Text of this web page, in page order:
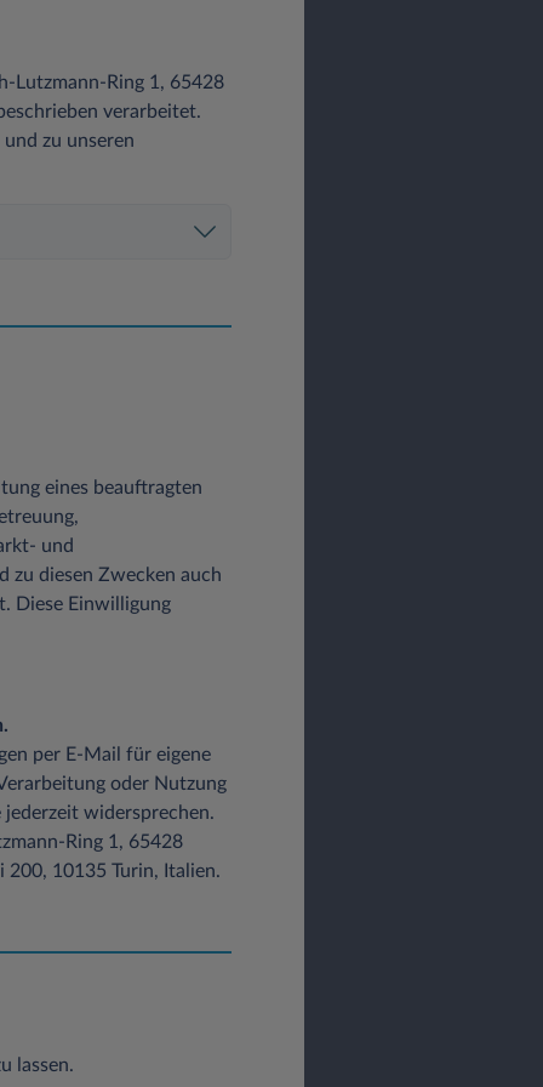
Lutzmann-Ring 1, 65428
verarbeitet.
zu unseren
eines beauftragten
und
zu diesen Zwecken auch
Diese Einwilligung
per E-Mail für eigene
oder Nutzung
widersprechen.
Ring 1, 65428
200, 10135 Turin, Italien.
lassen.